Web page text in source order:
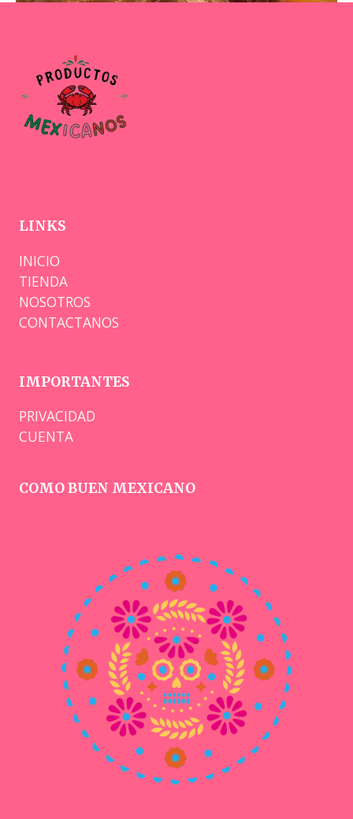
LINKS
INICIO
TIENDA
NOSOTROS
CONTACTANOS
IMPORTANTES
PRIVACIDAD
CUENTA
COMO BUEN MEXICANO